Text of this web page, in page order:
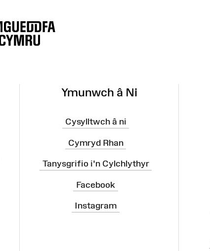
Ymunwch â Ni
Cysylltwch â ni
Cymryd Rhan
Tanysgrifio i'n Cylchlythyr
Facebook
Instagram